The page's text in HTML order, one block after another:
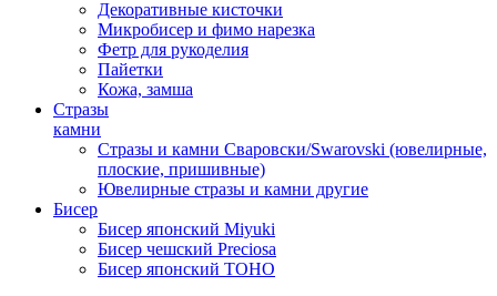
Декоративные кисточки
Микробисер и фимо нарезка
Фетр для рукоделия
Пайетки
Кожа, замша
Стразы
камни
Стразы и камни Сваровски/Swarovski (ювелирные,
плоские, пришивные)
Ювелирные стразы и камни другие
Бисер
Бисер японский Miyuki
Бисер чешский Preciosa
Бисер японский TOHO